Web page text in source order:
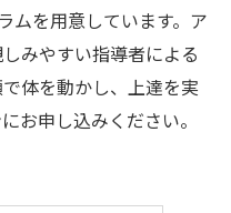
ムを用意しています。ア
みやすい指導者による
体を動かし、上達を実
お申し込みください。